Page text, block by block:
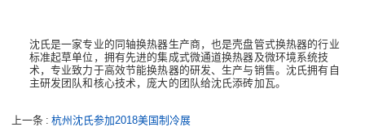
沈氏是一家专业的同轴换热器生产商，也是壳盘管式换热器的行业
标准起草单位，拥有先进的集成式微通道换热器及微环境系统技
术，专业致力于高效节能换热器的研发、生产与销售。沈氏拥有自
主研发团队和核心技术，庞大的团队给沈氏添砖加瓦。
上一条
杭州沈氏参加2018美国制冷展